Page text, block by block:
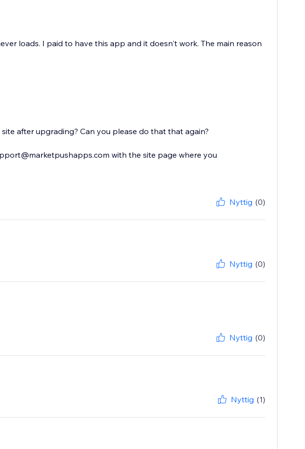
loads. I paid to have this app and it doesn't work. The main reason
after upgrading? Can you please do that that again?
with the site page where you
Nyttig (0)
Nyttig (0)
Nyttig (0)
Nyttig (1)